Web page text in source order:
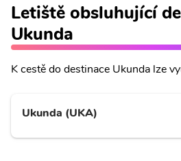
Letiště obsluhující
Ukunda
K cestě do destinace Ukunda lze
Ukunda (UKA)